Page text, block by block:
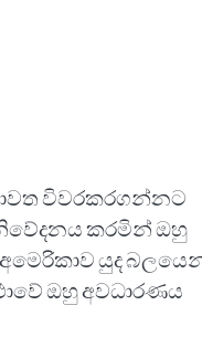
විවරකරගන්නට
කරමින් ඔහු
යුද
ඔහු අවධාරණය